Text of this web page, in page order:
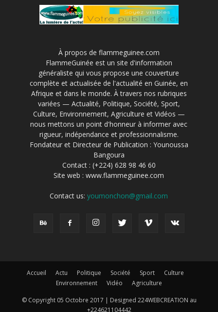
À propos de flammeguinee.com
FlammeGuinée est un site d'information
généraliste qui vous propose une couverture
complète et actualisée de l'actualité en Guinée, en
Afrique et dans le monde. À travers nos rubriques
variées — Actualité, Politique, Société, Sport,
Culture, Environnement, Agriculture et Vidéos —
nous mettons un point d'honneur à informer avec
rigueur, indépendance et professionnalisme.
Fondateur et Directeur de Publication : Younoussa
Bangoura
Contact : (+224) 628 98 46 60
Site web : www.flammeguinee.com
Contact us:youmonchon@gmail.com
Accueil Actu Politique Société Sport
Culture
Environnement
Vidéo Agriculture
© Copyright 05 Octobre 2017 | Designed 224WEBCREATION au
+224621104442